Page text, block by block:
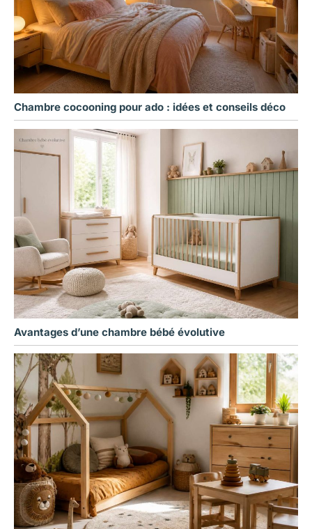
Chambre cocooning pour ado : idées et conseils déco
Avantages d’une chambre bébé évolutive